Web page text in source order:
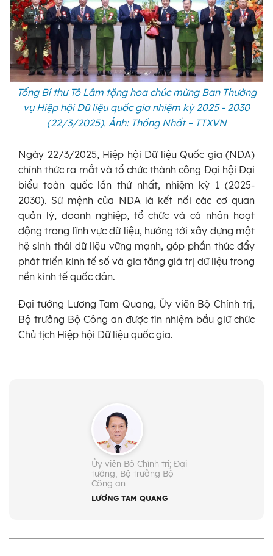
Tổng Bí thư Tô Lâm tặng hoa chúc mừng Ban Thường
vụ Hiệp hội Dữ liệu quốc gia nhiệm kỳ 2025 - 2030
(22/3/2025). Ảnh: Thống Nhất – TTXVN
Ngày 22/3/2025, Hiệp hội Dữ liệu Quốc gia (NDA)
chính thức ra mắt và tổ chức thành công Đại hội Đại
biểu toàn quốc lần thứ nhất, nhiệm kỳ 1 (2025-
2030). Sứ mệnh của NDA là kết nối các cơ quan
quản lý, doanh nghiệp, tổ chức và cá nhân hoạt
động trong lĩnh vực dữ liệu, hướng tới xây dựng một
hệ sinh thái dữ liệu vững mạnh, góp phần thúc đẩy
phát triển kinh tế số và gia tăng giá trị dữ liệu trong
nền kinh tế quốc dân.
Đại tướng Lương Tam Quang, Ủy viên Bộ Chính trị,
Bộ trưởng Bộ Công an được tín nhiệm bầu giữ chức
Chủ tịch Hiệp hội Dữ liệu quốc gia.
Ủy viên Bộ Chính trị; Đại
tướng, Bộ trưởng Bộ
Công an
LƯƠNG TAM QUANG